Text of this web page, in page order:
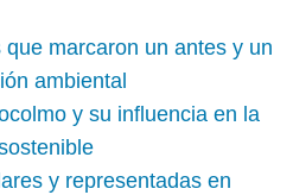
marcaron un antes y un
ambiental
y su influencia en la
y representadas en